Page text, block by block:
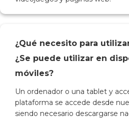
¿Qué necesito para
¿Se puede utilizar en
móviles?
Un ordenador o una tablet y
plataforma se accede desde
siendo necesario descargarse